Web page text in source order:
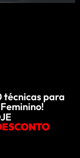
técnicas para